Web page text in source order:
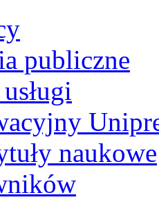
publiczne
naukowe